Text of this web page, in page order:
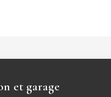
et garage